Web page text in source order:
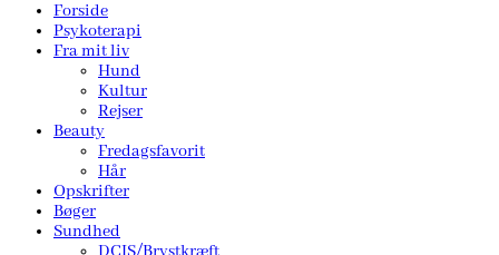
Forside
Psykoterapi
Fra mit liv
Hund
Kultur
Rejser
Beauty
Fredagsfavorit
Hår
Opskrifter
Bøger
Sundhed